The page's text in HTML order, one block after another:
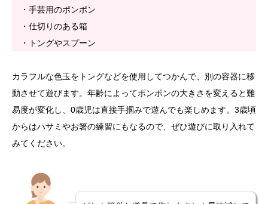
・手芸用のポンポン
・仕切りのある箱
・トングやスプーン
カラフルな色玉をトングなどを使用してつかんで、別の容器に移
動させて遊びます。年齢によってポンポンの大きさを変えると難
易度が変化し、0歳児は直接手掴みで遊んでも楽しめます。3歳頃
からはハサミやお箸の練習にもなるので、ぜひ遊びに取り入れて
みてください。